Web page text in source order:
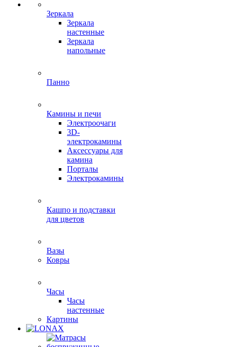
Зеркала
Зеркала
настенные
Зеркала
напольные
Панно
Камины и печи
Электроочаги
3D-
электрокамины
Аксессуары для
камина
Порталы
Электрокамины
Кашпо и подставки
для цветов
Вазы
Ковры
Часы
Часы
настенные
Картины